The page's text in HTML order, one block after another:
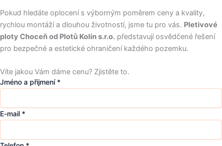
Pokud hledáte oplocení s výborným poměrem ceny a kvality,
rychlou montáží a dlouhou životností, jsme tu pro vás. Pletivové
ploty Choceň od Plotů Kolín s.r.o. představují osvědčené řešení
pro bezpečné a estetické ohraničení každého pozemku.
Víte jakou Vám dáme cenu? Zjistěte to.
Jméno a přijmení *
E-mail *